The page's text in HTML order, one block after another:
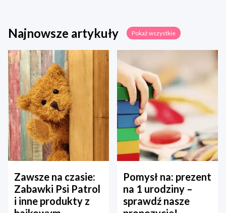
Najnowsze artykuły Pokaż wszystkie
Zawsze na czasie:
Zabawki Psi Patrol
i inne produkty z
Pomysł na: prezent
na 1 urodziny –
sprawdź nasze